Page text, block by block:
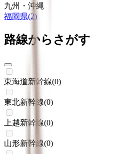
九州・沖縄
福岡県(2)
路線からさがす
東海道新幹線(0)
東北新幹線(0)
上越新幹線(0)
山形新幹線(0)